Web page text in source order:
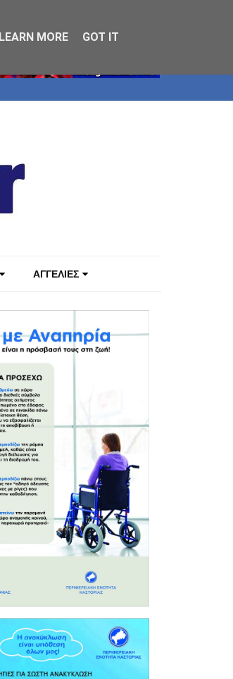
ΑΓΓΕΛΙΕΣ
LEARN MORE GOT IT